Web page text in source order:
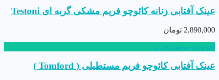
عینک آفتابی زنانه کائوچو فریم مشکی گربه ای Testoni
2,890,000 تومان
افزودن به سبدخرید
عینک آفتابی کائوچو فریم مستطیلی ( Tomford )